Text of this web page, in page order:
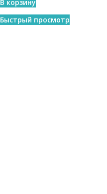
В корзину
Быстрый просмотр